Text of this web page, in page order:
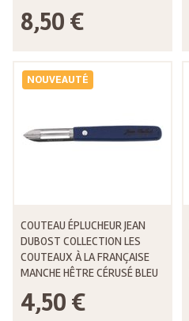
8,50 €
NOUVEAUTÉ
COUTEAU ÉPLUCHEUR JEAN
DUBOST COLLECTION LES
COUTEAUX À LA FRANÇAISE
MANCHE HÊTRE CÉRUSÉ BLEU
4,50 €